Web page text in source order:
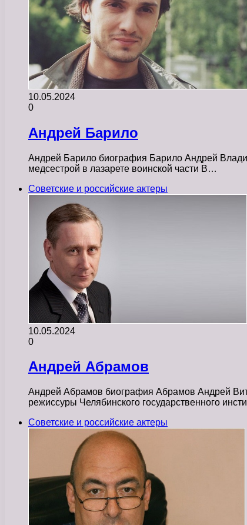
10.05.2024
0
Андрей Барило
Андрей Барило биография Барило Андрей
медсестрой в лазарете воинской части В…
Советские и российские актеры
10.05.2024
0
Андрей Абрамов
Андрей Абрамов биография Абрамов Андрей
режиссуры Челябинского государственного
Советские и российские актеры